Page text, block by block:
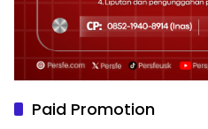
Paid Promotion